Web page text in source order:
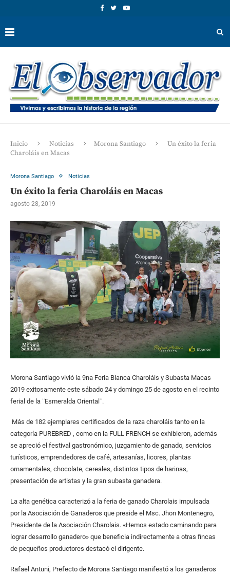
Inicio Noticias Morona Santiago
Un éxito la feria
Charoláis en Macas
Morona Santiago Noticias
Un éxito la feria Charoláis en Macas
agosto 28, 2019
Morona Santiago vivió la 9na Feria Blanca Charoláis y Subasta Macas
2019 exitosamente este sábado 24 y domingo 25 de agosto en el recinto
ferial de la ¨Esmeralda Oriental¨.
Más de 182 ejemplares certificados de la raza charoláis tanto en la
categoría PUREBRED , como en la FULL FRENCH se exhibieron, además
se apreció el festival gastronómico, juzgamiento de ganado, servicios
turísticos, emprendedores de café, artesanías, licores, plantas
ornamentales, chocolate, cereales, distintos tipos de harinas,
presentación de artistas y la gran subasta ganadera.
La alta genética caracterizó a la feria de ganado Charolais impulsada
por la Asociación de Ganaderos que preside el Msc. Jhon Montenegro,
Presidente de la Asociación Charolais. «Hemos estado caminando para
lograr desarrollo ganadero» que beneficia indirectamente a otras fincas
de pequeños productores destacó el dirigente.
Rafael Antuni, Prefecto de Morona Santiago manifestó a los ganaderos